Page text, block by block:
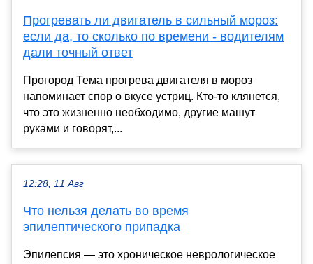
Прогревать ли двигатель в сильный мороз:
если да, то сколько по времени - водителям
дали точный ответ
Прогород Тема прогрева двигателя в мороз
напоминает спор о вкусе устриц. Кто-то клянется,
что это жизненно необходимо, другие машут
руками и говорят,...
12:28, 11 Авг
Что нельзя делать во время
эпилептического припадка
Эпилепсия — это хроническое неврологическое